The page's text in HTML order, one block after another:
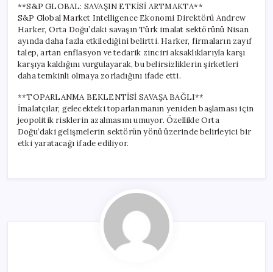
**S&P GLOBAL: SAVAŞIN ETKİSİ ARTMAKTA**
S&P Global Market Intelligence Ekonomi Direktörü Andrew
Harker, Orta Doğu’daki savaşın Türk imalat sektörünü Nisan
ayında daha fazla etkilediğini belirtti. Harker, firmaların zayıf
talep, artan enflasyon ve tedarik zinciri aksaklıklarıyla karşı
karşıya kaldığını vurgulayarak, bu belirsizliklerin şirketleri
daha temkinli olmaya zorladığını ifade etti.
**TOPARLANMA BEKLENTİSİ SAVAŞA BAĞLI**
İmalatçılar, gelecekteki toparlanmanın yeniden başlaması için
jeopolitik risklerin azalmasını umuyor. Özellikle Orta
Doğu’daki gelişmelerin sektörün yönü üzerinde belirleyici bir
etki yaratacağı ifade ediliyor.